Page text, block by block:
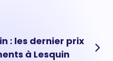
: les dernier prix
à Lesquin